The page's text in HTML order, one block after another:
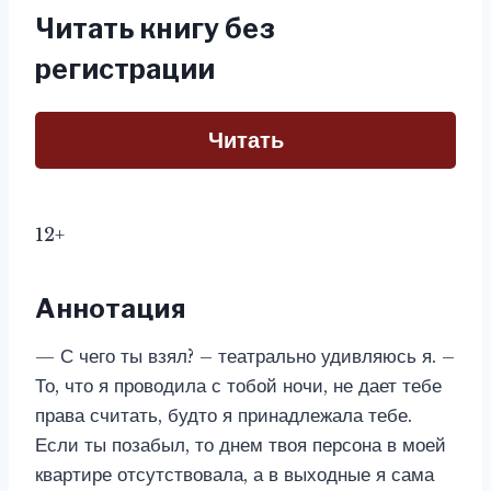
Читать книгу без
регистрации
Читать
12+
Аннотация
— С чего ты взял? – театрально удивляюсь я. –
То, что я проводила с тобой ночи, не дает тебе
права считать, будто я принадлежала тебе.
Если ты позабыл, то днем твоя персона в моей
квартире отсутствовала, а в выходные я сама